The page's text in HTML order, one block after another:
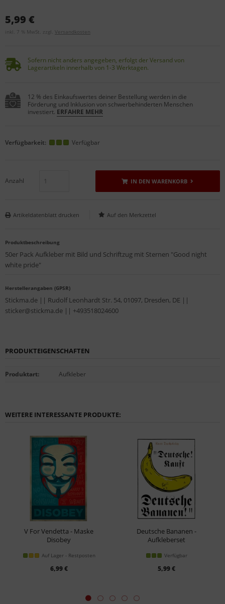
5,99 €
inkl. 7 % MwSt. zzgl. Versandkosten
Sofern nicht anders angegeben, erfolgt der Versand von
Lagerartikeln innerhalb von 1-3 Werktagen.
12 % des Einkaufswertes deiner Bestellung werden in die
Förderung und Inklusion von schwerbehinderten Menschen
investiert. ERFAHRE MEHR
Verfügbarkeit: Verfügbar
Anzahl IN DEN WARENKORB
Artikeldatenblatt drucken
Produktbeschreibung
50er Pack Aufkleber mit Bild und Schriftzug mit Sternen "Good night
white pride"
Herstellerangaben (GPSR)
Stickma.de || Rudolf Leonhardt Str. 54, 01097, Dresden, DE ||
sticker@stickma.de || +493518024600
PRODUKTEIGENSCHAFTEN
Produktart: Aufkleber
WEITERE INTERESSANTE PRODUKTE:
V For Vendetta - Maske
Disobey
Auf Lager - Restposten
6,99 €
Deutsche Bananen -
Aufkleberset
Verfügbar
5,99 €